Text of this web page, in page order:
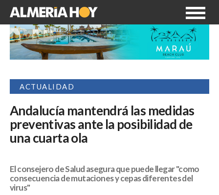
ACTUALIDAD
Andalucía mantendrá las medidas
preventivas ante la posibilidad de
una cuarta ola
El consejero de Salud asegura que puede llegar "como
consecuencia de mutaciones y cepas diferentes del
virus"